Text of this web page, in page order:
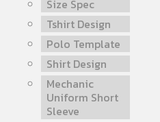
Size Spec
Tshirt Design
Polo Template
Shirt Design
Mechanic
Uniform Short
Sleeve